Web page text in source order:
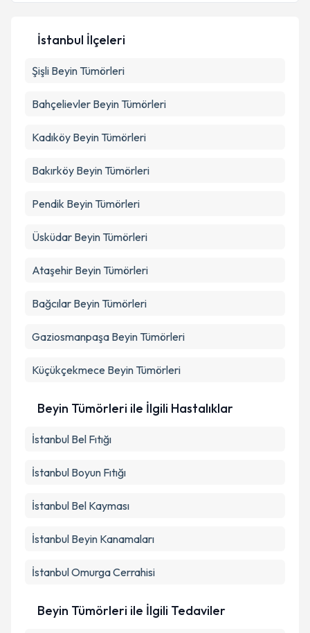
kapsamda işlenmesini kabul ediyorum.
İstanbul İlçeleri
Şişli Beyin Tümörleri
Bahçelievler Beyin Tümörleri
Kadıköy Beyin Tümörleri
Bakırköy Beyin Tümörleri
Pendik Beyin Tümörleri
Üsküdar Beyin Tümörleri
Ataşehir Beyin Tümörleri
Bağcılar Beyin Tümörleri
Gaziosmanpaşa Beyin Tümörleri
Küçükçekmece Beyin Tümörleri
Beyin Tümörleri ile İlgili Hastalıklar
İstanbul Bel Fıtığı
İstanbul Boyun Fıtığı
İstanbul Bel Kayması
İstanbul Beyin Kanamaları
İstanbul Omurga Cerrahisi
Beyin Tümörleri ile İlgili Tedaviler